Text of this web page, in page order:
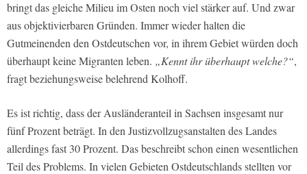
bringt das gleiche Milieu im Osten noch viel stärker auf. Und zwar
aus objektivierbaren Gründen. Immer wieder halten die
Gutmeinenden den Ostdeutschen vor, in ihrem Gebiet würden doch
überhaupt keine Migranten leben. „Kennt ihr überhaupt welche?“,
fragt beziehungsweise belehrend Kolhoff.
Es ist richtig, dass der Ausländeranteil in Sachsen insgesamt nur
fünf Prozent beträgt. In den Justizvollzugsanstalten des Landes
allerdings fast 30 Prozent. Das beschreibt schon einen wesentlichen
Teil des Problems. In vielen Gebieten Ostdeutschlands stellten vor